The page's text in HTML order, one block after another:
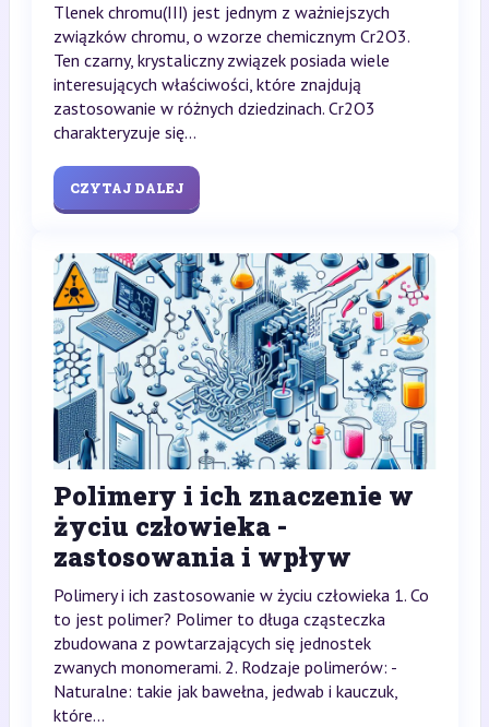
Tlenek chromu(III) jest jednym z ważniejszych
związków chromu, o wzorze chemicznym Cr2O3.
Ten czarny, krystaliczny związek posiada wiele
interesujących właściwości, które znajdują
zastosowanie w różnych dziedzinach. Cr2O3
charakteryzuje się...
CZYTAJ DALEJ
Polimery i ich znaczenie w
życiu człowieka -
zastosowania i wpływ
Polimery i ich zastosowanie w życiu człowieka 1. Co
to jest polimer? Polimer to długa cząsteczka
zbudowana z powtarzających się jednostek
zwanych monomerami. 2. Rodzaje polimerów: -
Naturalne: takie jak bawełna, jedwab i kauczuk,
które...